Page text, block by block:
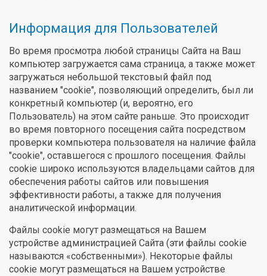
Информация для Пользователей
Во время просмотра любой страницы Сайта на Ваш
компьютер загружается сама страница, а также может
загружаться небольшой текстовый файл под
названием "cookie", позволяющий определить, был ли
конкретный компьютер (и, вероятно, его
Пользователь) на этом сайте раньше. Это происходит
во время повторного посещения сайта посредством
проверки компьютера пользователя на наличие файла
"cookie", оставшегося с прошлого посещения. Файлы
cookie широко используются владельцами сайтов для
обеспечения работы сайтов или повышения
эффективности работы, а также для получения
аналитической информации.
Файлы cookie могут размещаться на Вашем
устройстве администрацией Сайта (эти файлы cookie
называются «собственными»). Некоторые файлы
cookie могут размещаться на Вашем устройстве